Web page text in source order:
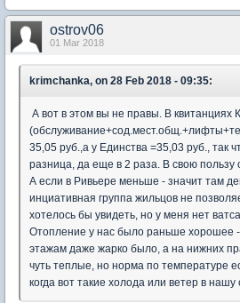
ostrov06
01 Mar 2018
krimchanka, on 28 Feb 2018 - 09:35:
А вот в этом вы не правы. В квитанциях
35,05 руб.,а у Единства =35,03 руб., так
разница, да еще в 2 раза. В свою пользу
А если в Ривьере меньше - значит там
инциативная группа жильцов не
хотелось бы увидеть, но у меня нет
Отопление у нас было раньше хорошее
этажам даже жарко было, а на нижних
чуть теплые, но норма по температуре
когда вот такие холода или ветер в нашу